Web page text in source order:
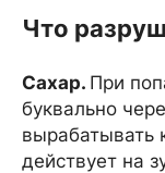
Что
Сахар. При
буквально
вырабатывать
действует на